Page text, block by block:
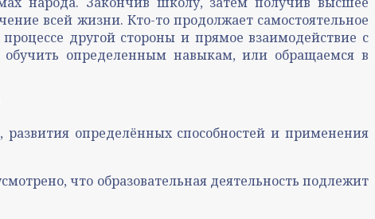
всей жизни. Кто-то продолжает самостоятельное
другой стороны и прямое взаимодействие с
определенным навыкам, или обращаемся в
определённых способностей и применения
что образовательная деятельность подлежит